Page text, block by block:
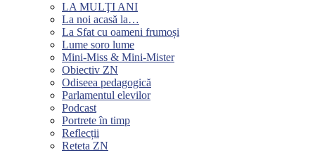
LA MULŢI ANI
La noi acasă la…
La Sfat cu oameni frumoși
Lume soro lume
Mini-Miss & Mini-Mister
Obiectiv ZN
Odiseea pedagogică
Parlamentul elevilor
Podcast
Portrete în timp
Reflecții
Reteta ZN